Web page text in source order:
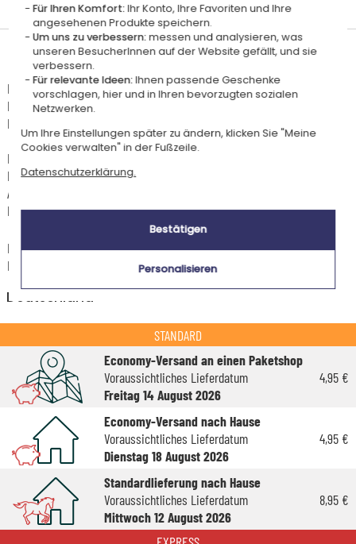
in Frankreich
OCS
Lieferdatum und Lieferpreis
Dieser Artikel wird in unserem Atelier in Toulouse personalisiert.
Er ist für das Angebot "Versandkostenfrei ab 85 € Warenwert" mit der
Hermes-Standardlieferung berechtigt.
Für jede Bestellung unter 85 € gelten die unten aufgeführten
Lieferkosten für den Kauf dieses Artikels.
Artikel, die in unserem Atelier personalisiert werden (etwa 95% unserer
Produkte), sind mit dem Logo
gekennzeichnet.
Das Voraussichtliche Lieferdatum ist nur bei einer Zahlung per PayPal,
Kreditkarte oder Sofortüberweisung gültig.
Deutschland
STANDARD
Economy-Versand an einen Paketshop
Voraussichtliches Lieferdatum
Freitag 14 August 2026
4,95 €
Economy-Versand nach Hause
Voraussichtliches Lieferdatum
Dienstag 18 August 2026
4,95 €
Standardlieferung nach Hause
Voraussichtliches Lieferdatum
Mittwoch 12 August 2026
8,95 €
Für Ihren Komfort:Ihr Konto, Ihre Favoriten und Ihre
angesehenen Produkte speichern.
Um uns zu verbessern:messen und analysieren, was
unseren BesucherInnen auf der Website gefällt, und sie
verbessern.
Für relevante Ideen:Ihnen passende Geschenke
vorschlagen, hier und in Ihren bevorzugten sozialen
Netzwerken.
Um Ihre Einstellungen später zu ändern, klicken Sie "Meine
Cookies verwalten" in der Fußzeile.
Datenschutzerklärung.
Bestätigen
Personalisieren